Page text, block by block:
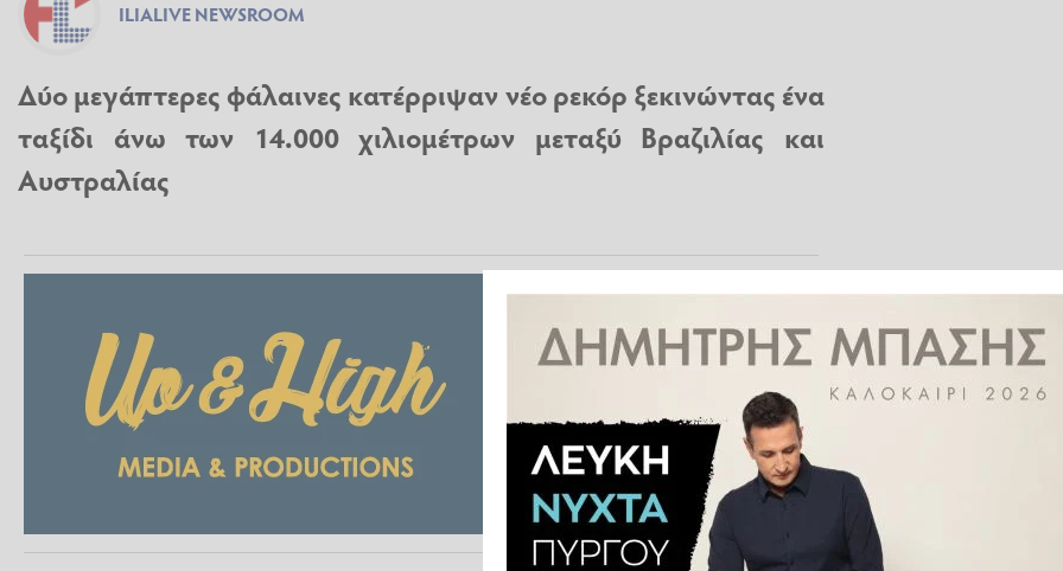
ILIALIVE NEWSROOM
Δύο μεγάπτερες φάλαινες κατέρριψαν νέο ρεκόρ ξεκινώντας ένα
ταξίδι άνω των 14.000 χιλιομέτρων μεταξύ Βραζιλίας και
Αυστραλίας